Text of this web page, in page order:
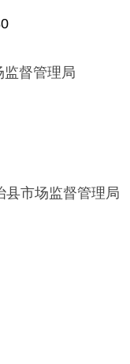
监督管理局
县市场监督管理局